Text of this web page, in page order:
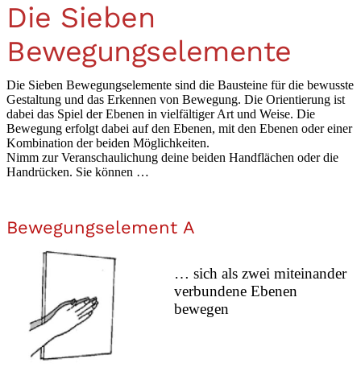
Die Sieben
Bewegungselemente
Die Sieben Bewegungselemente sind die Bausteine für die bewusste
Gestaltung und das Erkennen von Bewegung. Die Orientierung ist
dabei das Spiel der Ebenen in vielfältiger Art und Weise. Die
Bewegung erfolgt dabei auf den Ebenen, mit den Ebenen oder einer
Kombination der beiden Möglichkeiten.
Nimm zur Veranschaulichung deine beiden Handflächen oder die
Handrücken. Sie können …
Bewegungselement A
… sich als zwei miteinander
verbundene Ebenen
bewegen